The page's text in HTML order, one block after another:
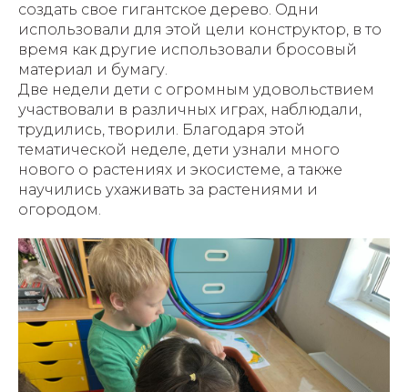
создать свое гигантское дерево. Одни
использовали для этой цели конструктор, в то
время как другие использовали бросовый
материал и бумагу.
Две недели дети с огромным удовольствием
участвовали в различных играх, наблюдали,
трудились, творили. Благодаря этой
тематической неделе, дети узнали много
нового о растениях и экосистеме, а также
научились ухаживать за растениями и
огородом.